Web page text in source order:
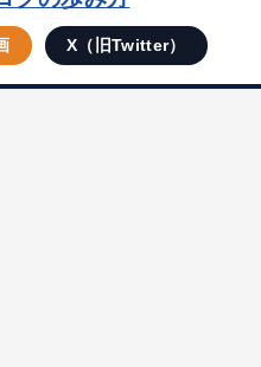
X（旧Twitter）